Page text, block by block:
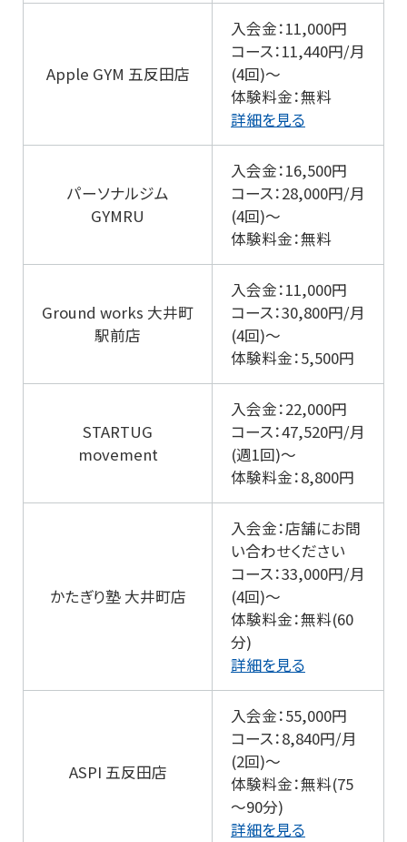
Apple GYM 五反田店
入会金：11,000円
コース：11,440円/月
(4回)～
体験料金：無料
詳細を見る
パーソナルジム
GYMRU
入会金：16,500円
コース：28,000円/月
(4回)～
体験料金：無料
Ground works 大井町
駅前店
入会金：11,000円
コース：30,800円/月
(4回)～
体験料金：5,500円
STARTUG
movement
入会金：22,000円
コース：47,520円/月
(週1回)～
体験料金：8,800円
かたぎり塾 大井町店
入会金：店舗にお問
い合わせください
コース：33,000円/月
(4回)～
体験料金：無料(60
分)
詳細を見る
ASPI 五反田店
入会金：55,000円
コース：8,840円/月
(2回)～
体験料金：無料(75
～90分)
詳細を見る